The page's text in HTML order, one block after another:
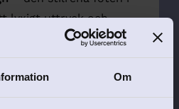
Om
lyxigt uttryck och
underhåll.